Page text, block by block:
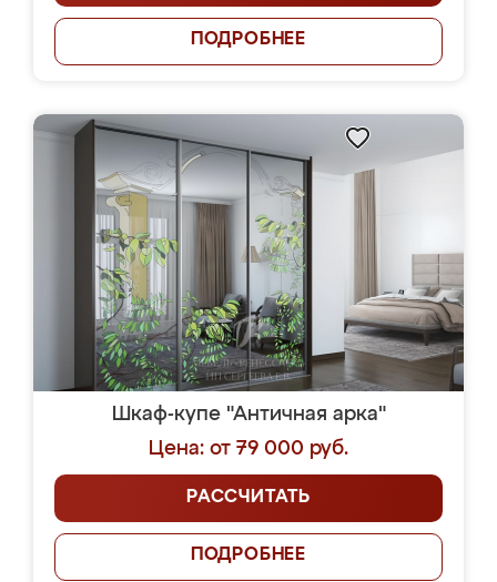
ПОДРОБНЕЕ
Шкаф-купе "Античная арка"
Цена: от 79 000 руб.
РАССЧИТАТЬ
ПОДРОБНЕЕ